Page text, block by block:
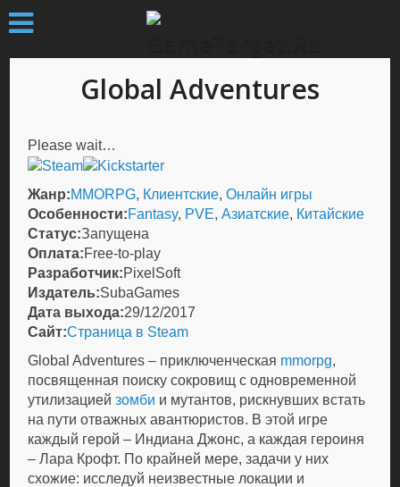
Global Adventures
Please wait…
Жанр:MMORPG, Клиентские,Онлайн игры
Особенности:Fantasy, PVE,Азиатские, Китайские
Статус:Запущена
Оплата:Free-to-play
Разработчик:PixelSoft
Издатель:SubaGames
Дата выхода:29/12/2017
Сайт:Страница в Steam
Global Adventures – приключенческая mmorpg,
посвященная поиску сокровищ с одновременной
утилизациейзомби и мутантов, рискнувших встать
на пути отважных авантюристов. В этой игре
каждый герой – Индиана Джонс, а каждая героиня
– Лара Крофт. По крайней мере, задачи у них
схожие: исследуй неизвестные локации и